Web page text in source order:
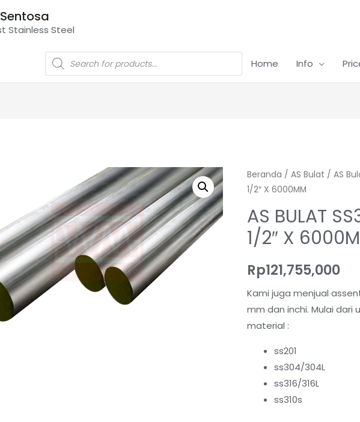
Stainless Steel
Home Info
Beranda / AS Bulat / AS
1/2″ X 6000MM
AS BULAT
1/2″ X
Rp121,755,000
Kami juga menjual
mm dan inchi. Mulai dari
material :
ss201
ss304/304L
ss316/316L
ss310s